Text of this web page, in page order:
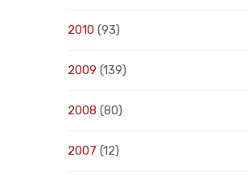
2010 (93)
2009 (139)
2008 (80)
2007 (12)